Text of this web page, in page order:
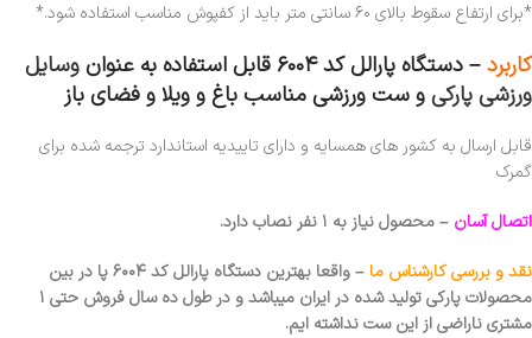
*برای ارتفاع سقوط بالای ۶۰ سانتی متر باید از کفپوش مناسب استفاده شود.*
کاربرد– دستگاه پارالل کد ۶۰۰۴ قابل استفاده به عنوان
وسایل
ورزشی پارکی و ست ورزشی مناسب باغ و ویلا و فضای باز
قابل ارسال به کشور های همسایه و دارای تاییدیه استاندارد ترجمه شده برای
گمرک
اتصال آسان – محصول نیاز به ۱ نفر نصاب دارد.
نقد و بررسی کارشناس ما
– واقعا بهترین دستگاه پارالل کد ۶۰۰۴ پا در بین
محصولات پارکی تولید شده در ایران میباشد و در طول ده سال فروش حتی ۱
مشتری ناراضی از این ست نداشته ایم.